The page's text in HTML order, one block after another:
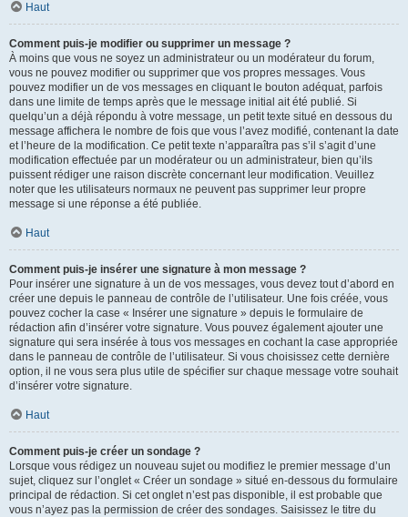
Haut
Comment puis-je modifier ou supprimer un message ?
À moins que vous ne soyez un administrateur ou un modérateur du forum,
vous ne pouvez modifier ou supprimer que vos propres messages. Vous
pouvez modifier un de vos messages en cliquant le bouton adéquat, parfois
dans une limite de temps après que le message initial ait été publié. Si
quelqu’un a déjà répondu à votre message, un petit texte situé en dessous du
message affichera le nombre de fois que vous l’avez modifié, contenant la date
et l’heure de la modification. Ce petit texte n’apparaîtra pas s’il s’agit d’une
modification effectuée par un modérateur ou un administrateur, bien qu’ils
puissent rédiger une raison discrète concernant leur modification. Veuillez
noter que les utilisateurs normaux ne peuvent pas supprimer leur propre
message si une réponse a été publiée.
Haut
Comment puis-je insérer une signature à mon message ?
Pour insérer une signature à un de vos messages, vous devez tout d’abord en
créer une depuis le panneau de contrôle de l’utilisateur. Une fois créée, vous
pouvez cocher la case « Insérer une signature » depuis le formulaire de
rédaction afin d’insérer votre signature. Vous pouvez également ajouter une
signature qui sera insérée à tous vos messages en cochant la case appropriée
dans le panneau de contrôle de l’utilisateur. Si vous choisissez cette dernière
option, il ne vous sera plus utile de spécifier sur chaque message votre souhait
d’insérer votre signature.
Haut
Comment puis-je créer un sondage ?
Lorsque vous rédigez un nouveau sujet ou modifiez le premier message d’un
sujet, cliquez sur l’onglet « Créer un sondage » situé en-dessous du formulaire
principal de rédaction. Si cet onglet n’est pas disponible, il est probable que
vous n’ayez pas la permission de créer des sondages. Saisissez le titre du